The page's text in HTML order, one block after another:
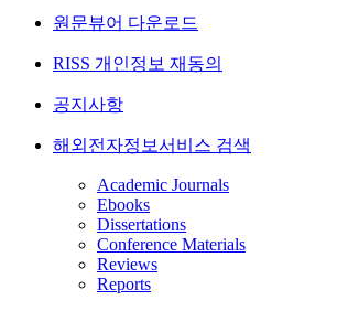
원문뷰어 다운로드
RISS 개인정보 재동의
공지사항
해외전자정보서비스 검색
Academic Journals
Ebooks
Dissertations
Conference Materials
Reviews
Reports